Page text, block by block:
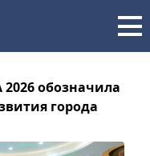
2026 обозначила
города